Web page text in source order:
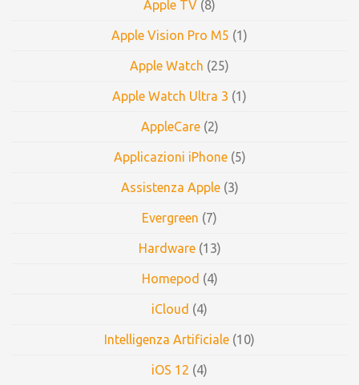
Apple TV (8)
Apple Vision Pro M5 (1)
Apple Watch (25)
Apple Watch Ultra 3 (1)
AppleCare(2)
Applicazioni iPhone(5)
Assistenza Apple(3)
Evergreen (7)
Hardware(13)
Homepod (4)
iCloud (4)
Intelligenza Artificiale (10)
iOS 12 (4)